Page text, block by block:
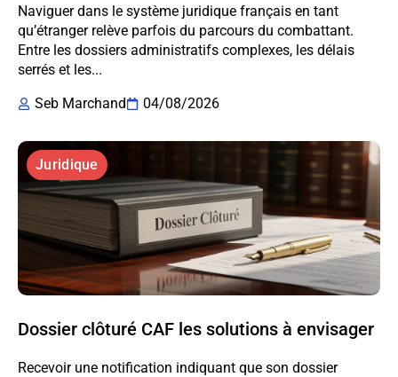
Naviguer dans le système juridique français en tant
qu’étranger relève parfois du parcours du combattant.
Entre les dossiers administratifs complexes, les délais
serrés et les...
Seb Marchand
04/08/2026
Juridique
Dossier clôturé CAF les solutions à envisager
Recevoir une notification indiquant que son dossier